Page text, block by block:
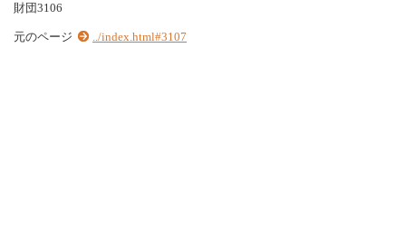
財団3106
元のページ ../index.html#3107